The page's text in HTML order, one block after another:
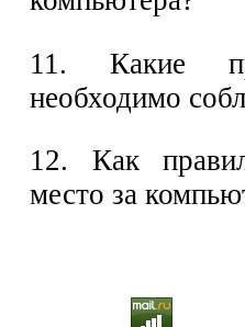
11. Какие
необходимо
12. Как
место за